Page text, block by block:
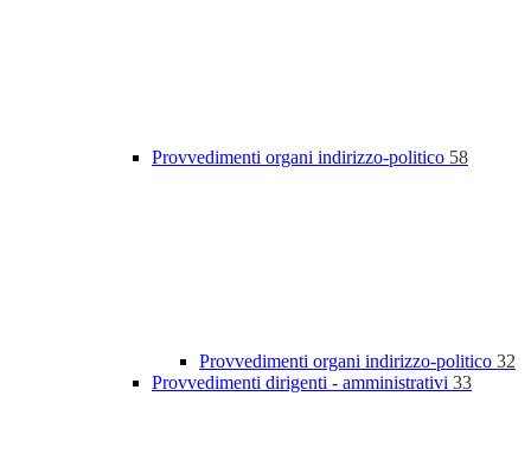
Provvedimenti organi indirizzo-politico 58
Provvedimenti organi indirizzo-politico 32
Provvedimenti dirigenti - amministrativi 33